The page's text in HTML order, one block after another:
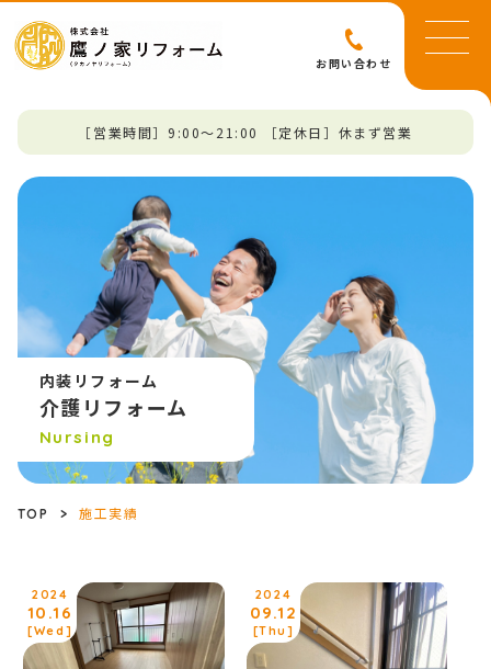
お問い合わせ
［営業時間］9:00～21:00 ［定休日］休まず営業
内装リフォーム
介護リフォーム
Nursing
TOP > 施工実績
2024
10.16
[Wed]
2024
09.12
[Thu]